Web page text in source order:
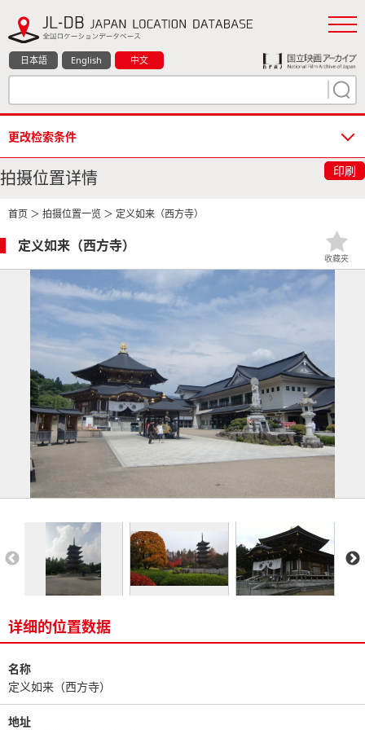
日本語 English 中文
更改检索条件
拍摄位置详情 印刷
首页 ＞ 拍摄位置一览 ＞ 定义如来（西方寺）
定义如来（西方寺）
收藏夹
详细的位置数据
名称
定义如来（西方寺）
地址